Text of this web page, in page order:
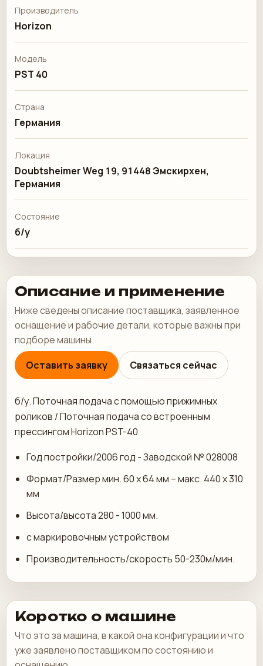
Производитель
Horizon
Модель
PST 40
Страна
Германия
Локация
Doubtsheimer Weg 19, 91448 Эмскирхен,
Германия
Состояние
б/у
Описание и применение
Ниже сведены описание поставщика, заявленное
оснащение и рабочие детали, которые важны при
подборе машины.
Оставить заявку
Связаться сейчас
б/у. Поточная подача с помощью прижимных
роликов / Поточная подача со встроенным
прессингом Horizon PST-40
Год постройки/2006 год - Заводской № 028008
Формат/Размер мин. 60 х 64 мм – макс. 440 х 310
мм
Высота/высота 280 - 1000 мм.
с маркировочным устройством
Производительность/скорость 50-230м/мин.
Коротко о машине
Что это за машина, в какой она конфигурации и что
уже заявлено поставщиком по состоянию и